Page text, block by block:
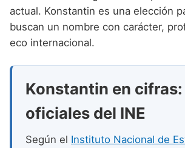
Nombres de niño que
Nombres de niño que
Nombres de niño que
Nombres de niño que
Nombres de niño que
Nombres de Niño
Nombres de Niño
Nombres de Niño
actual. Konstantin es una elección
buscan un nombre con carácter,
eco internacional.
Konstantin en
oficiales del INE
Según el Instituto Nacional de